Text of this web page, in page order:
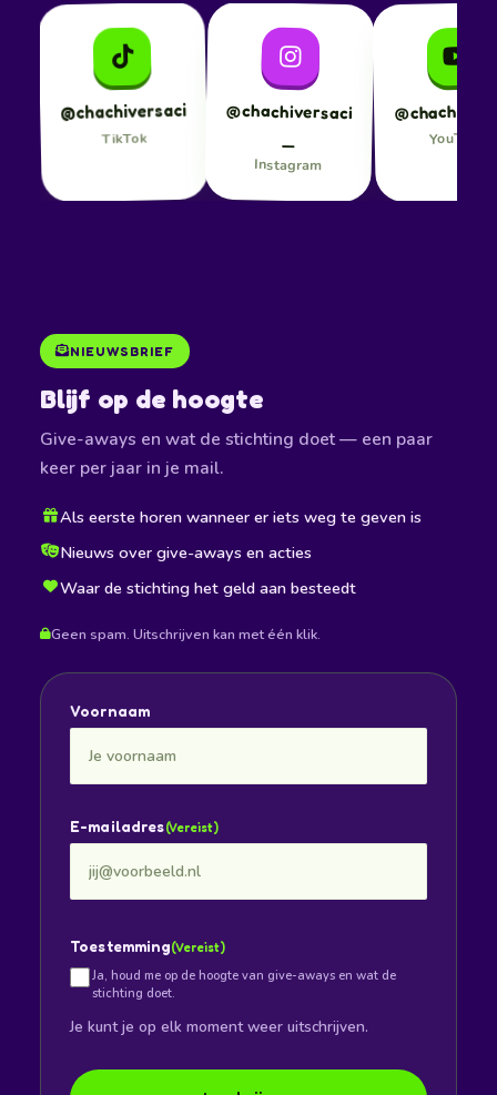
@chachiversaci
TikTok
@chachiversaci
Instagram
YouTube
NIEUWSBRIEF
Blijf op de hoogte
Give-aways en wat de stichting doet — een paar
keer per jaar in je mail.
Als eerste horen wanneer er iets weg te geven is
Nieuws over give-aways en acties
Waar de stichting het geld aan besteedt
Geen spam. Uitschrijven kan met één klik.
Voornaam
E-mailadres(Vereist)
Toestemming(Vereist)
Ja, houd me op de hoogte van give-aways en wat de
stichting doet.
Je kunt je op elk moment weer uitschrijven.